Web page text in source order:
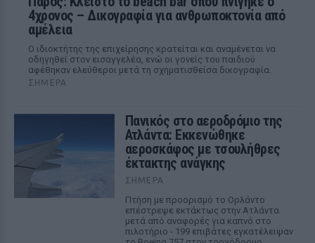
4χρονος – Δικογραφία για ανθρωποκτονία από
αμέλεια
Ο ιδιοκτήτης της επιχείρησης κρατείται και αναμένεται να
οδηγηθεί στον εισαγγελέα, ενώ οι γονείς του παιδιού
αφέθηκαν ελεύθεροι μετά τη σχηματισθείσα δικογραφία.
ΣΉΜΕΡΑ
Πανικός στο αεροδρόμιο της
Ατλάντα: Εκκενώθηκε
αεροσκάφος με τσουλήθρες
έκτακτης ανάγκης
ΣΉΜΕΡΑ
Πτήση με προορισμό το Ορλάντο
επέστρεψε εκτάκτως στην Ατλάντα
μετά από αναφορές για καπνό στο
πιλοτήριο - 199 επιβάτες εγκατέλειψαν